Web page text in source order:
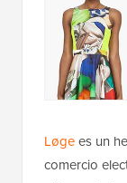
Løgees un
comercio